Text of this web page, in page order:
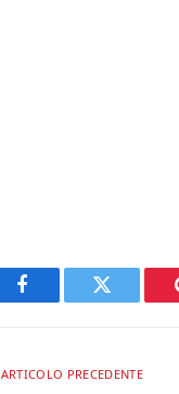
Facebook Twitter
ARTICOLO PRECEDENTE